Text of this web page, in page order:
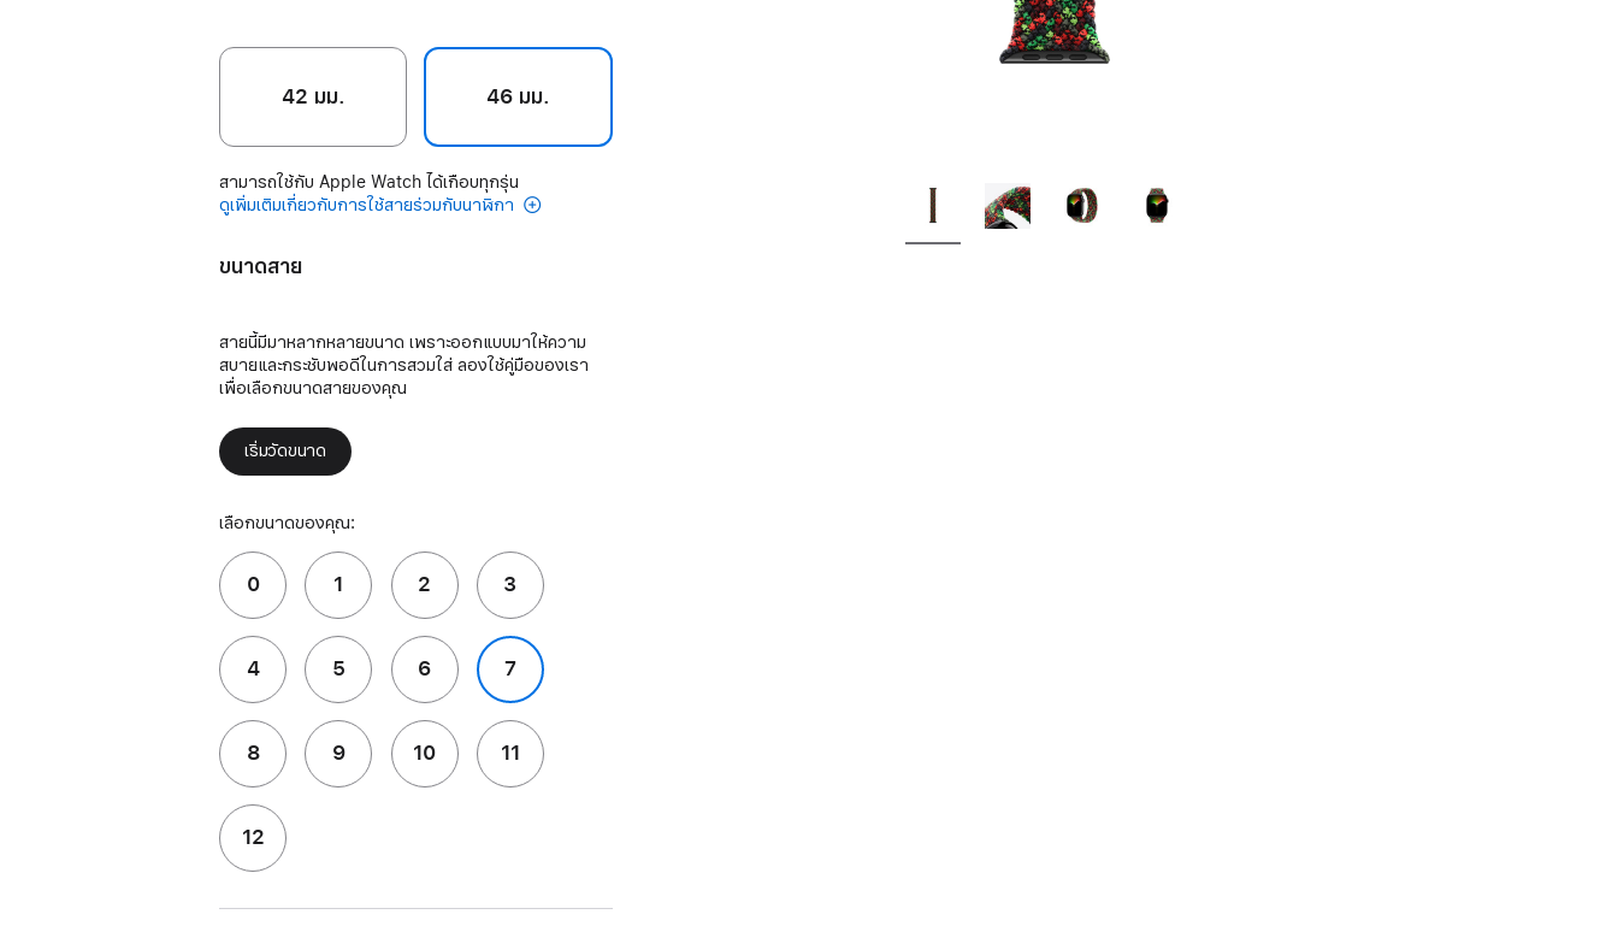
42 มม. 46 มม.
สามารถใช้กับ Apple Watch ได้เกือบทุกรุ่น
ดูเพิ่มเติมเกี่ยวกับการใช้สายร่วมกับนาฬิกา
ขนาดสาย
สายนี้มีมาหลากหลายขนาด เพราะออกแบบมาให้ความ
สบายและกระชับพอดีในการสวมใส่ ลองใช้คู่มือของเรา
เพื่อเลือกขนาดสายของคุณ
เริ่มวัดขนาด
เลือกขนาดของคุณ:
0 1 2 3
4 5 6 7
8 9 10 11
12